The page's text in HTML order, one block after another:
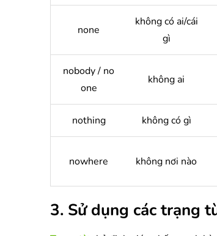
none
không có ai/cái
gì
nobody / no
one
không ai
nothing không có gì
nowhere không nơi nào
3. Sử dụng các trạng